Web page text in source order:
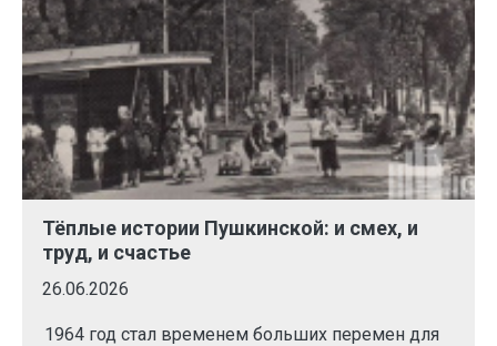
Тёплые истории Пушкинской: и смех, и
труд, и счастье
26.06.2026
1964 год стал временем больших перемен для